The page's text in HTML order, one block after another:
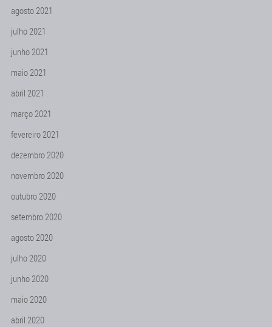
agosto 2021
julho 2021
junho 2021
maio 2021
abril 2021
março 2021
fevereiro 2021
dezembro 2020
novembro 2020
outubro 2020
setembro 2020
agosto 2020
julho 2020
junho 2020
maio 2020
abril 2020